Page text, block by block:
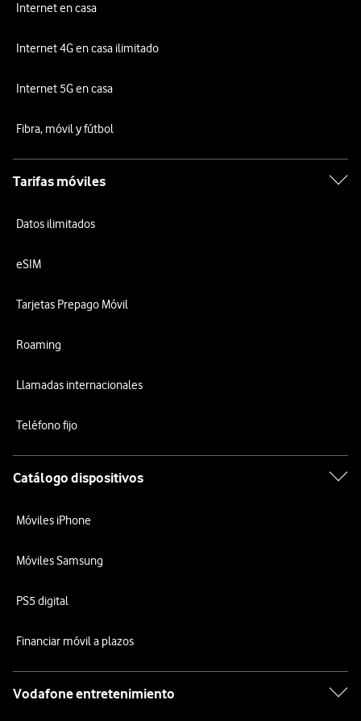
Internet en casa
Internet 4G en casa ilimitado
Internet 5G en casa
Fibra, móvil y fútbol
Tarifas móviles
Datos ilimitados
eSIM
Tarjetas Prepago Móvil
Roaming
Llamadas internacionales
Teléfono fijo
Catálogo dispositivos
Móviles iPhone
Móviles Samsung
PS5 digital
Financiar móvil a plazos
Vodafone entretenimiento